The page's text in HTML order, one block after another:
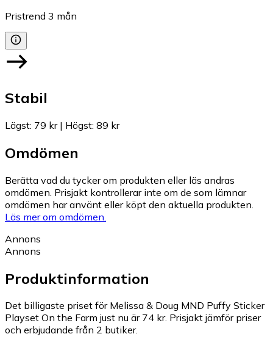
Pristrend 3 mån
Stabil
Lägst: 79 kr| Högst: 89 kr
Omdömen
Berätta vad du tycker om produkten eller läs andras
omdömen. Prisjakt kontrollerar inte om de som lämnar
omdömen har använt eller köpt den aktuella produkten.
Läs mer om omdömen.
Annons
Annons
Produktinformation
Det billigaste priset för Melissa & Doug MND Puffy Sticker
Playset On the Farm just nu är 74 kr. Prisjakt jämför priser
och erbjudande från 2 butiker.